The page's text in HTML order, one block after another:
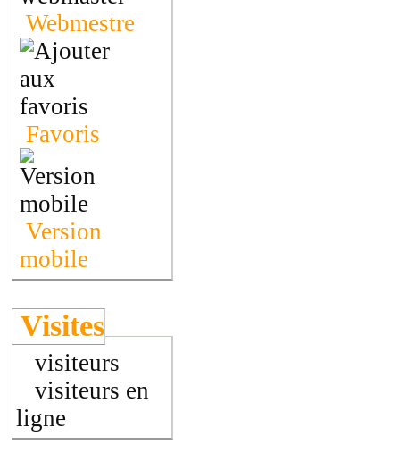
Webmestre
Favoris
Version
mobile
Visites
visiteurs
visiteurs en
ligne